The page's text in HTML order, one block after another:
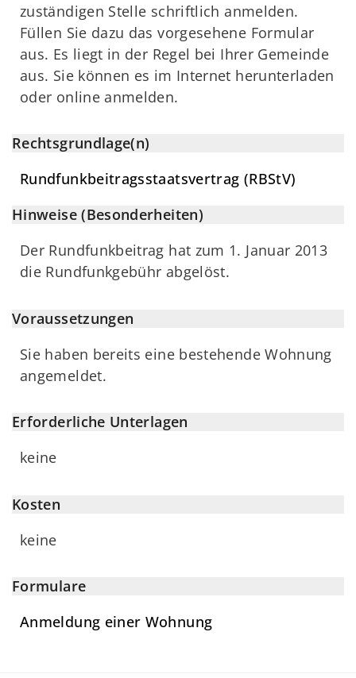
zuständigen Stelle schriftlich anmelden.
Füllen Sie dazu das vorgesehene Formular
aus. Es liegt in der Regel bei Ihrer Gemeinde
aus. Sie können es im Internet herunterladen
oder online anmelden.
Rechtsgrundlage(n)
Rundfunkbeitragsstaatsvertrag (RBStV)
Hinweise (Besonderheiten)
Der Rundfunkbeitrag hat zum 1. Januar 2013
die Rundfunkgebühr abgelöst.
Voraussetzungen
Sie haben bereits eine bestehende Wohnung
angemeldet.
Erforderliche Unterlagen
keine
Kosten
keine
Formulare
Anmeldung einer Wohnung